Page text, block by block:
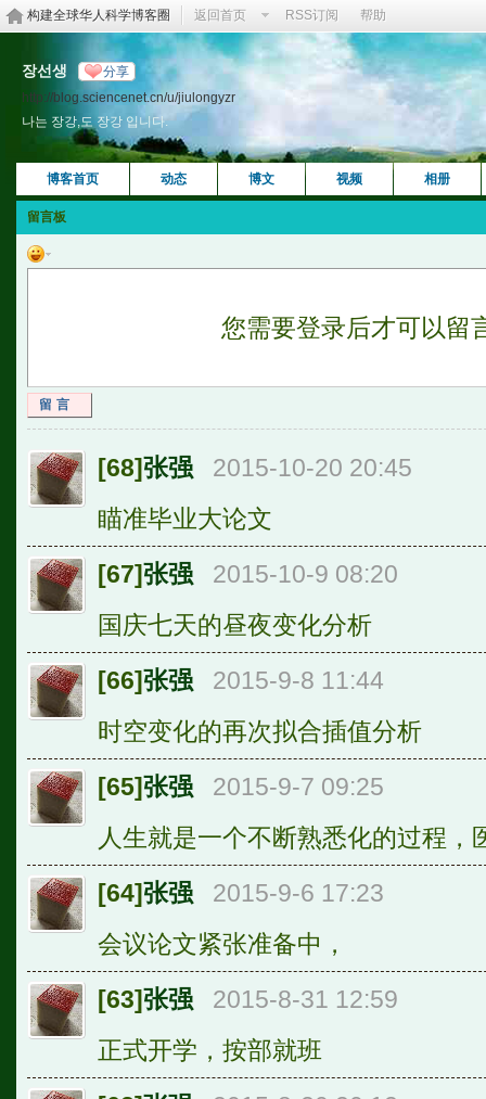
构建全球华人科学博客圈 返回首页 RSS订阅 帮助
장선생 分享
http://blog.sciencenet.cn/u/jiulongyzr
나는 장강,도 장강 입니다.
博客首页 动态 博文 视频 相册
留言板
您需要登录后才可以留
留言
[68]张强
2015-10-20 20:45
瞄准毕业大论文
[67]张强
2015-10-9 08:20
国庆七天的昼夜变化分析
[66]张强
2015-9-8 11:44
时空变化的再次拟合插值分析
[65]张强
2015-9-7 09:25
人生就是一个不断熟悉化的过程，
[64]张强
2015-9-6 17:23
会议论文紧张准备中，
[63]张强
2015-8-31 12:59
正式开学，按部就班